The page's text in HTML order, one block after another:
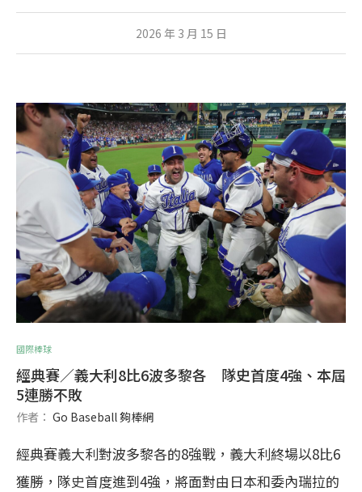
2026 年 3 月 15 日
國際棒球
經典賽／義大利8比6波多黎各 隊史首度4強、本屆
5連勝不敗
作者： Go Baseball 夠棒網
經典賽義大利對波多黎各的8強戰，義大利終場以8比6
獲勝，隊史首度進到4強，將面對由日本和委內瑞拉的